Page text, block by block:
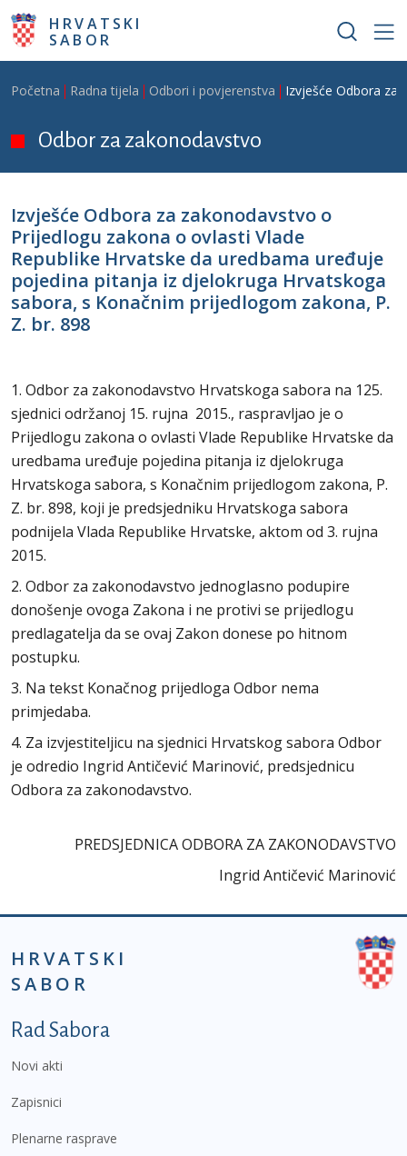
Skoči na glavni sadržaj
HRVATSKI
SABOR
Breadcrumb
Početna Radna tijela Odbori i povjerenstva Izvješće Odbora za
Odbor za zakonodavstvo
Izvješće Odbora za zakonodavstvo o
Prijedlogu zakona o ovlasti Vlade
Republike Hrvatske da uredbama uređuje
pojedina pitanja iz djelokruga Hrvatskoga
sabora, s Konačnim prijedlogom zakona, P.
Z. br. 898
1. Odbor za zakonodavstvo Hrvatskoga sabora na 125.
sjednici održanoj 15. rujna 2015., raspravljao je o
Prijedlogu zakona o ovlasti Vlade Republike Hrvatske da
uredbama uređuje pojedina pitanja iz djelokruga
Hrvatskoga sabora, s Konačnim prijedlogom zakona, P.
Z. br. 898, koji je predsjedniku Hrvatskoga sabora
podnijela Vlada Republike Hrvatske, aktom od 3. rujna
2015.
2. Odbor za zakonodavstvo jednoglasno podupire
donošenje ovoga Zakona i ne protivi se prijedlogu
predlagatelja da se ovaj Zakon donese po hitnom
postupku.
3. Na tekst Konačnog prijedloga Odbor nema
primjedaba.
4. Za izvjestiteljicu na sjednici Hrvatskog sabora Odbor
je odredio Ingrid Antičević Marinović, predsjednicu
Odbora za zakonodavstvo.
PREDSJEDNICA ODBORA ZA ZAKONODAVSTVO
Ingrid Antičević Marinović
HRVATSKI
SABOR
Podnožje prvi izbornik
Rad Sabora
Novi akti
Zapisnici
Plenarne rasprave